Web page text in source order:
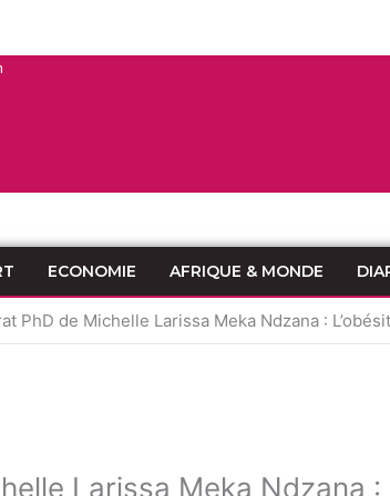
ECONOMIE AFRIQUE & MONDE
PhD de Michelle Larissa Meka Ndzana :
Larissa Meka Ndzana :